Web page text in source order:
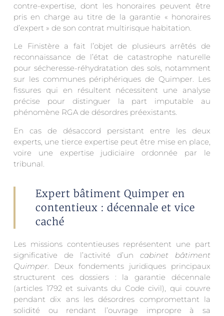
contre-expertise, dont les honoraires peuvent être
pris en charge au titre de la garantie « honoraires
d’expert » de son contrat multirisque habitation.
Le Finistère a fait l’objet de plusieurs arrêtés de
reconnaissance de l’état de catastrophe naturelle
pour sécheresse-réhydratation des sols, notamment
sur les communes périphériques de Quimper. Les
fissures qui en résultent nécessitent une analyse
précise pour distinguer la part imputable au
phénomène RGA de désordres préexistants.
En cas de désaccord persistant entre les deux
experts, une tierce expertise peut être mise en place,
voire une expertise judiciaire ordonnée par le
tribunal.
Expert bâtiment Quimper en
contentieux : décennale et vice
caché
Les missions contentieuses représentent une part
significative de l’activité d’un cabinet bâtiment
Quimper. Deux fondements juridiques principaux
structurent ces dossiers : la garantie décennale
(articles 1792 et suivants du Code civil), qui couvre
pendant dix ans les désordres compromettant la
solidité ou rendant l’ouvrage impropre à sa